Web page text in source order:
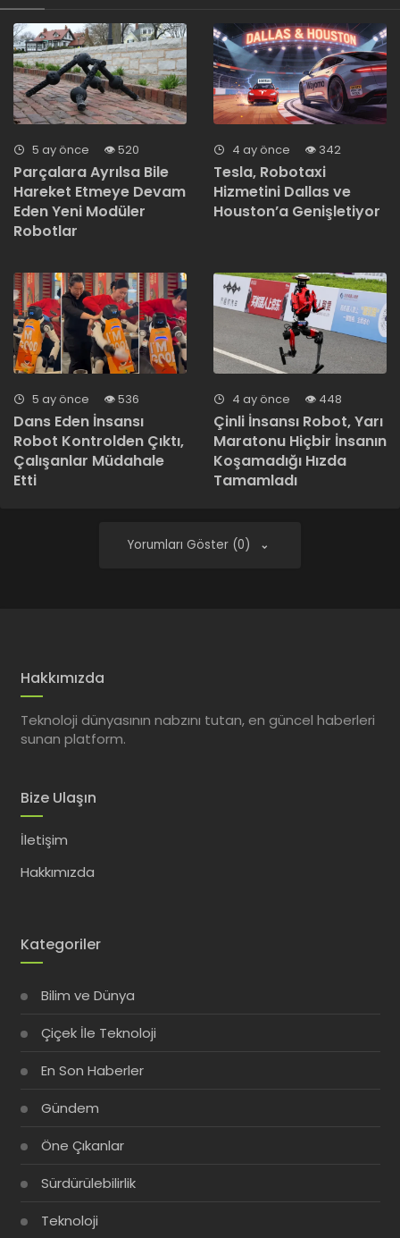
5 ay önce 520
Parçalara Ayrılsa Bile
Hareket Etmeye Devam
Eden Yeni Modüler
Robotlar
4 ay önce 342
Tesla, Robotaxi
Hizmetini Dallas ve
Houston’a Genişletiyor
5 ay önce 536
Dans Eden İnsansı
Robot Kontrolden Çıktı,
Çalışanlar Müdahale
Etti
4 ay önce 448
Çinli İnsansı Robot, Yarı
Maratonu Hiçbir İnsanın
Koşamadığı Hızda
Tamamladı
Yorumları Göster (0)
Hakkımızda
Teknoloji dünyasının nabzını tutan, en güncel haberleri
sunan platform.
Bize Ulaşın
İletişim
Hakkımızda
Kategoriler
Bilim ve Dünya
Çiçek İle Teknoloji
En Son Haberler
Gündem
Öne Çıkanlar
Sürdürülebilirlik
Teknoloji